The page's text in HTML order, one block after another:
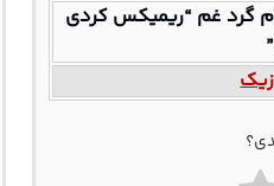
گرد غم “ریمیکس کردی